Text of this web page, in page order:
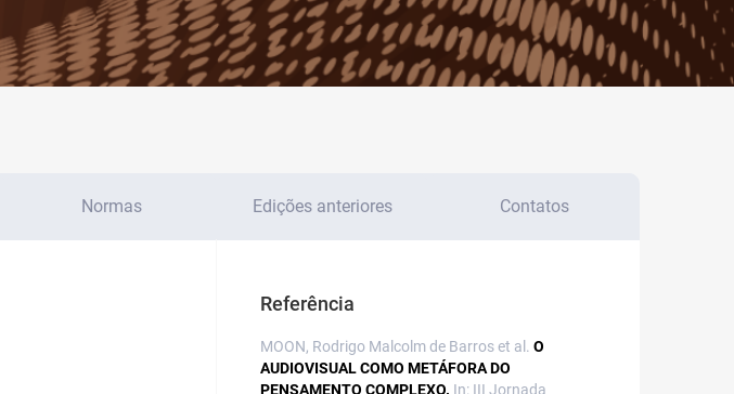
Normas Edições anteriores Contatos
Referência
MOON, Rodrigo Malcolm de Barros et al. O
AUDIOVISUAL COMO METÁFORA DO
PENSAMENTO COMPLEXO. In: III Jornada